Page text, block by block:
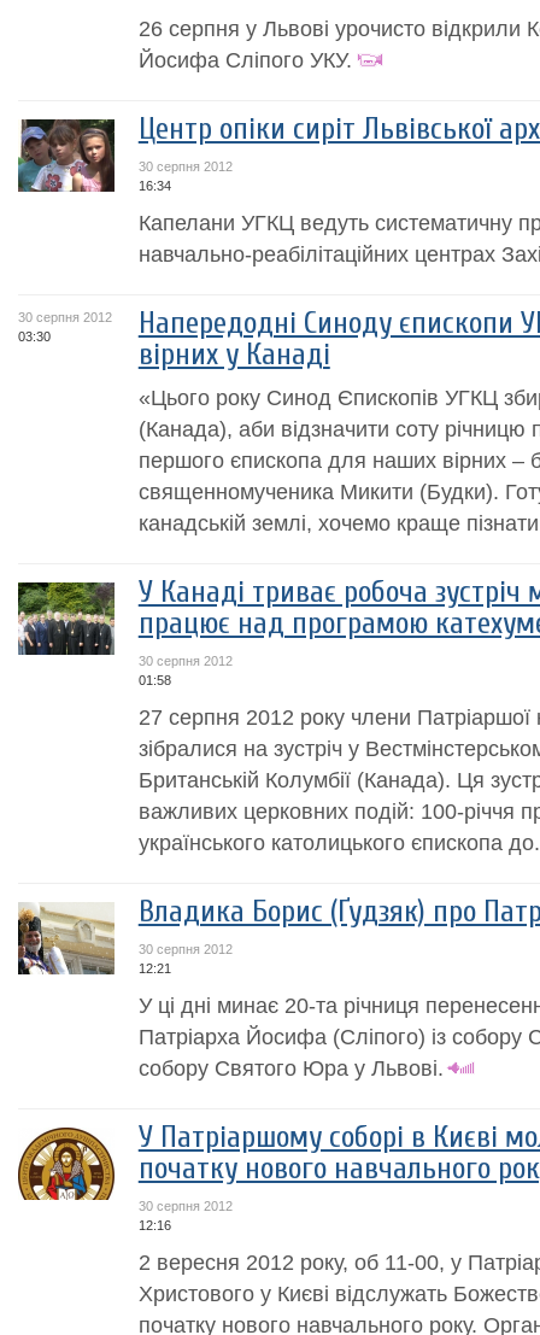
26 серпня у Львові урочисто відкрили
Йосифа Сліпого УКУ.
Центр опіки сиріт Львівської
30 серпня 2012
16:34
Капелани УГКЦ ведуть систематичну
навчально-реабілітаційних центрах
30 серпня 2012
03:30
Напередодні Синоду єпископи
вірних у Канаді
«Цього року Синод Єпископів УГКЦ
(Канада), аби відзначити соту річницю
першого єпископа для наших вірних –
священномученика Микити (Будки).
канадській землі, хочемо краще
У Канаді триває робоча
працює над програмою
30 серпня 2012
01:58
27 серпня 2012 року члени Патріаршої
зібралися на зустріч у
Британській Колумбії (Канада). Ця
важливих церковних подій: 100-річчя
українського католицького єпископа
Владика Борис (Ґудзяк) про
30 серпня 2012
12:21
У ці дні минає 20-та річниця
Патріарха Йосифа (Сліпого) із собору
собору Святого Юра у Львові.
У Патріаршому соборі в Києві
початку нового навчального
30 серпня 2012
12:16
2 вересня 2012 року, об 11-00, у
Христового у Києві відслужать
початку нового навчального року.